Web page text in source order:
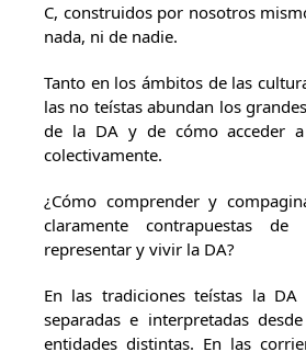
C, construidos por nosotros
nada, ni de nadie.
Tanto en los ámbitos de las
las no teístas abundan los
de la DA y de cómo acceder
colectivamente.
¿Cómo comprender y
claramente contrapuestas
representar y vivir la DA?
En las tradiciones teístas la DA
separadas e interpretadas
entidades distintas. En las